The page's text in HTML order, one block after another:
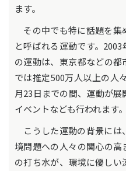
ます。
その中でも特に話題を集
と呼ばれる運動です。
の運動は、東京都などの
では推定500万人以上の人
月23日までの間、運動が
イベントなども行われます。
こうした運動の背景には
境問題への人々の関心の
の打ち水が、環境に優し